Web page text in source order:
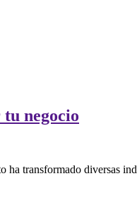
negocio
ha transformado diversas